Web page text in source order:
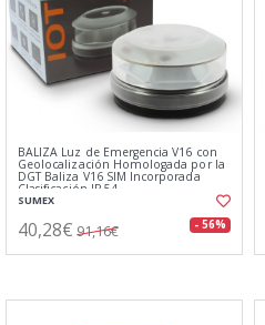
BALIZA Luz de Emergencia V16 con
Geolocalización Homologada por la
DGT Baliza V16 SIM Incorporada
Clasificación IP-54
SUMEX
40,28€ 91,16€ - 56%